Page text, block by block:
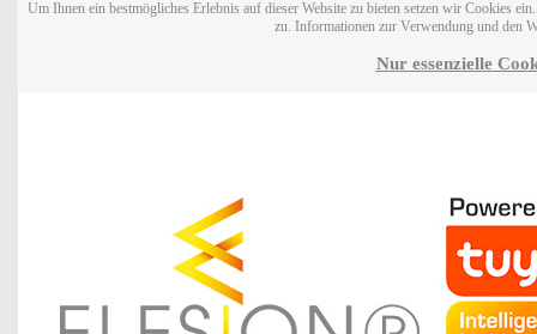
Um Ihnen ein bestmögliches Erlebnis auf dieser Website zu bieten setzen wir Cookies
zu. Informationen zur Verwendung und den
Nur essenzielle